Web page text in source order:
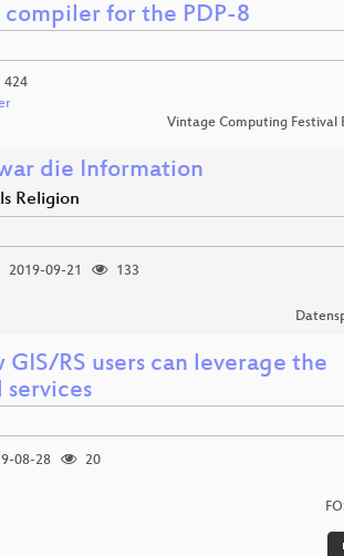
compiler for the PDP-8
424
Vintage Computing Festival
die Information
Religion
2019-09-21
133
GIS/RS users can leverage the
08-28
20